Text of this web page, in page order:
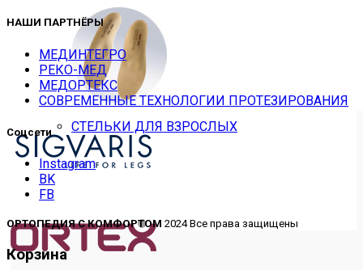
СТЕЛЬКИ ДЛЯ ВЗРОСЛЫХ
НАШИ ПАРТНЁРЫ
МЕДИНТЕГРО
РЕКО-МЕД
МЕДОРТЕКС
СОВРЕМЕННЫЕ ТЕХНОЛОГИИ ПРОТЕЗИРОВАНИЯ
Соцсети
Instagram
BK
FB
ОРТОПЕДИЯ С КОМФОРТОМ 2024 Все права защищены
Корзина